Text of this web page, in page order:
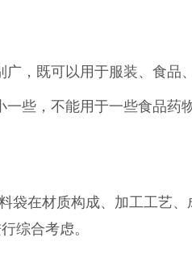
广，既可以用于服装、食
一些，不能用于一些食品
袋在材质构成、加工工艺
综合考虑。